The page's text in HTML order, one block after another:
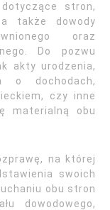
stron,
a także dowody
oraz
Do pozwu
akty urodzenia,
o dochodach,
czy inne
materialną obu
na której
swoich
obu stron
dowodowego,